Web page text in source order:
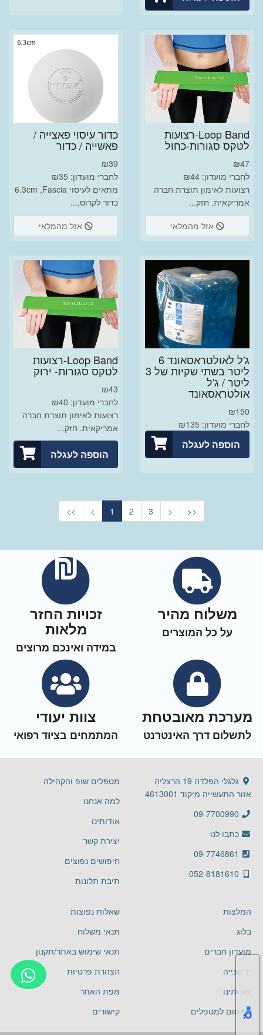
Loop Band-רצועות
לטקס סגורות-כחול
₪47
לחברי מועדון: ₪44
רצועות לאימון תוצרת חברה
אמריקאית. חזק...
אזל מהמלאי
כדור עיסוי פאצייה /
פאשייה / כדור
₪39
לחברי מועדון: ₪35
מתאים לעיסוי 6.3cm ,Fascia
כדור לקרוס,...
אזל מהמלאי
ג'ל לאולטראסאונד 6
ליטר בשתי שקיות של 3
ליטר / ג'ל
אולטראסאונד
₪150
לחברי מועדון: ₪135
הוספה לעגלה
Loop Band-רצועות
לטקס סגורות- ירוק
₪43
לחברי מועדון: ₪40
רצועות לאימון תוצרת חברה
אמריקאית. חזק...
הוספה לעגלה
<< < 1 2 3 > >>
משלוח מהיר
על כל המוצרים
זכויות החזר
מלאות
במידה ואינכם מרוצים
מערכת מאובטחת
לתשלום דרך האינטרנט
צוות יעודי
המתמחים בציוד רפואי
גלגלי הפלדה 19 הרצליה
אזור התעשייה מיקוד 4613001
09-7700990
כתבו לנו
09-7746861
052-8181610
מטפלים שופ והקהילה
למה אנחנו
אודותינו
יצירת קשר
חיפושים נפוצים
תיבת תלונות
המלצות
בלוג
מועדון חברים
יד שנייה
אודותינו
פירסום למטפלים
שאלות נפוצות
תנאי משלוח
תנאי שימוש באתר/תקנון
הצהרת פרטיות
מפת האתר
קישורים